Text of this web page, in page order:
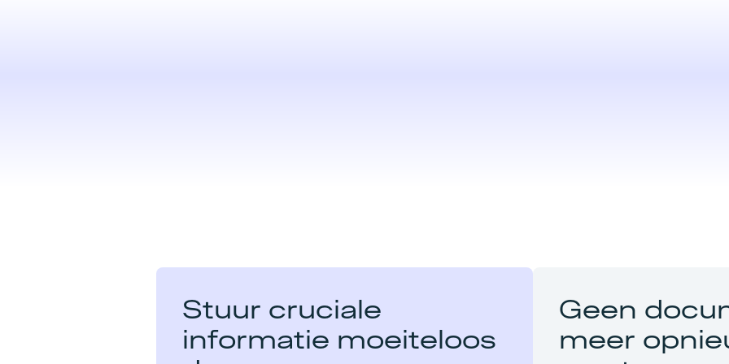
Stuur cruciale
informatie moeiteloos
Geen
meer